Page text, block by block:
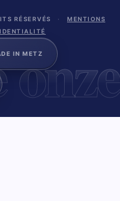
onze
RÉSERVÉS ·
MENTIONS
IN METZ